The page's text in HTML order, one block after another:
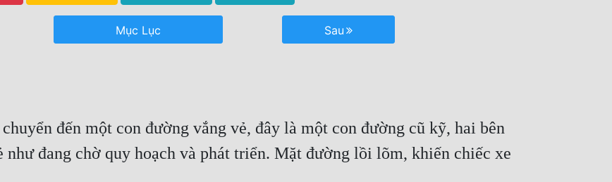
Mục Lục Sau
đến một con đường vắng vẻ, đây là một con đường cũ kỹ, hai bên
như đang chờ quy hoạch và phát triển. Mặt đường lồi lõm, khiến chiếc xe